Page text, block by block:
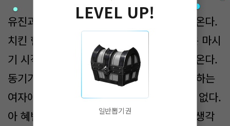
유진과 혜빈은 옆옆건물 1층 치킨집에 들어온다.
치킨 한마리에 생맥주 한잔씩 시켜놓고 둘은 마시
기 시작한다. 여중여고를 나온 유진은 감이 온다.
동기가 친구들이랑 밥먹는다고 해놓고 좋아하는
여자애랑 밥먹는다고 이렇게 풀죽을 필요는 없다.
아 혜빈이가 어느정도 마음이 있구나, 그런 생각
LEVEL UP!
일반뽑기권